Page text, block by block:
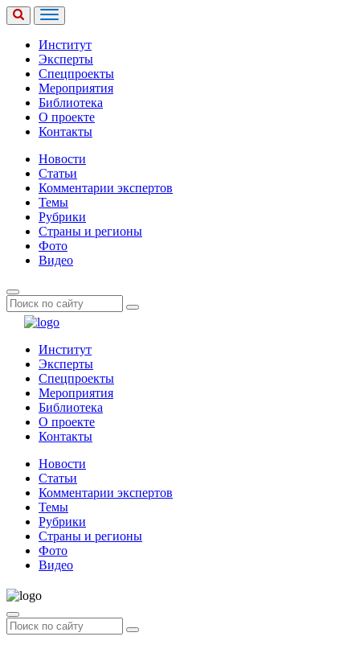
Институт
Эксперты
Спецпроекты
Мероприятия
Библиотека
О проекте
Контакты
Новости
Статьи
Комментарии экспертов
Темы
Рубрики
Страны и регионы
Фото
Видео
Институт
Эксперты
Спецпроекты
Мероприятия
Библиотека
О проекте
Контакты
Новости
Статьи
Комментарии экспертов
Темы
Рубрики
Страны и регионы
Фото
Видео